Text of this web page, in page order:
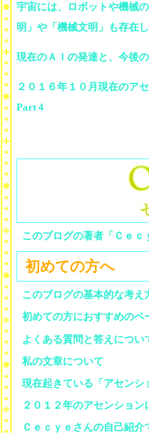
宇宙には、ロボットや機械
明」や「機械文明」も存在
現在のＡＩの発達と、今後
２０１６年１０月現在のア
Part 4
このブログの著者「Ｃｅｃ
初めての方へ
このブログの基本的な考え
初めての方におすすめのペ
よくある質問と答えについ
私の文章について
現在起きている「アセンシ
２０１２年のアセンション
Ｃｅｃｙｅさんの自己紹介